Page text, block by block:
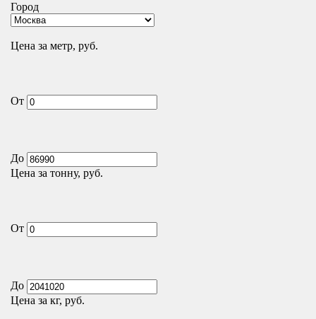
Город
Цена за метр, руб.
От
До
Цена за тонну, руб.
От
До
Цена за кг, руб.